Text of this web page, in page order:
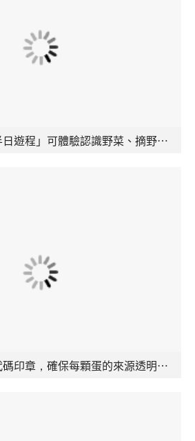
在「紅葉福利雞蛋半日遊程」可體驗認識野菜、摘野植、撿雞蛋的部落生活，感受太魯閣族互助精神翻轉高齡農業
每顆雞蛋蓋有專屬代碼印章，確保每顆蛋的來源透明可溯。